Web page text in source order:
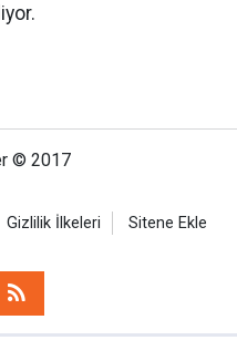
© 2017
Gizlilik İlkeleri Sitene Ekle